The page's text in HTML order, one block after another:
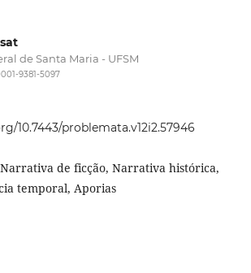
de Santa Maria - UFSM
9381-5097
10.7443/problemata.v12i2.57946
Narrativa de ficção, Narrativa histórica,
temporal, Aporias